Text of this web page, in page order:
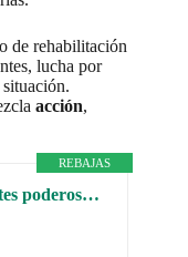
de rehabilitación
lucha por
acción,
REBAJAS
Mentes poderosas 1 – Mentes poderosas (Ficción)